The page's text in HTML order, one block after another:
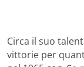
Circa il suo
vittorie per